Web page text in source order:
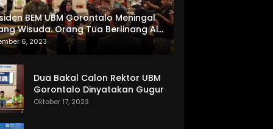
BEM UBM Gorontalo Meningal
Wisuda. Orang Tua Berlinang Air
Menerima SKL dan Pemasangan
6, 2023
Dua Bakal Calon Rektor UBM
Gorontalo Dinyatakan Gugur
Oktober 17, 2023